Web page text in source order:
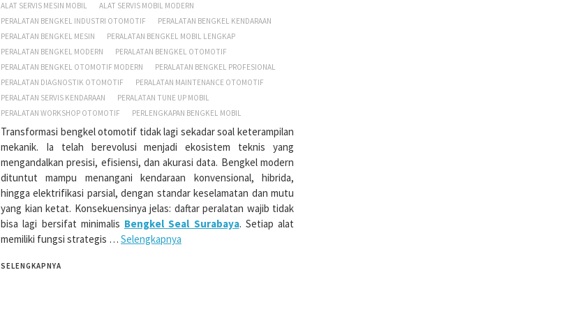
ALAT SERVIS MESIN MOBIL
ALAT SERVIS MOBIL MODERN
PERALATAN BENGKEL INDUSTRI OTOMOTIF
PERALATAN BENGKEL KENDARAAN
PERALATAN BENGKEL MESIN
PERALATAN BENGKEL MOBIL LENGKAP
PERALATAN BENGKEL MODERN
PERALATAN BENGKEL OTOMOTIF
PERALATAN BENGKEL OTOMOTIF MODERN
PERALATAN BENGKEL PROFESIONAL
PERALATAN DIAGNOSTIK OTOMOTIF
PERALATAN MAINTENANCE OTOMOTIF
PERALATAN SERVIS KENDARAAN
PERALATAN TUNE UP MOBIL
PERALATAN WORKSHOP OTOMOTIF
PERLENGKAPAN BENGKEL MOBIL
Transformasi bengkel otomotif tidak lagi sekadar soal keterampilan
mekanik. Ia telah berevolusi menjadi ekosistem teknis yang
mengandalkan presisi, efisiensi, dan akurasi data. Bengkel modern
dituntut mampu menangani kendaraan konvensional, hibrida,
hingga elektrifikasi parsial, dengan standar keselamatan dan mutu
yang kian ketat. Konsekuensinya jelas: daftar peralatan wajib tidak
bisa lagi bersifat minimalis Bengkel Seal Surabaya. Setiap alat
memiliki fungsi strategis … Selengkapnya
SELENGKAPNYA